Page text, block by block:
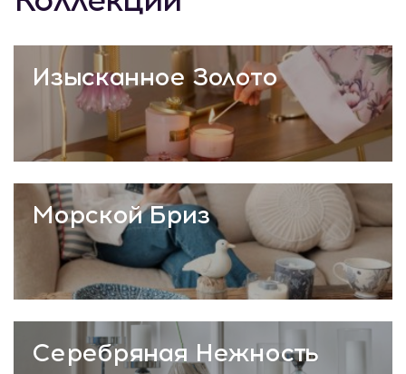
Изысканное Золото
Морской Бриз
Серебряная Нежность